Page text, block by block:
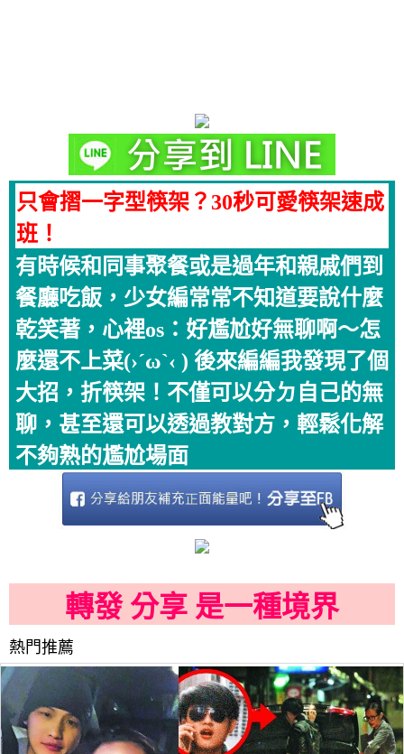
只會摺一字型筷架？30秒可愛筷架速成
班！
有時候和同事聚餐或是過年和親戚們到
餐廳吃飯，少女編常常不知道要說什麼
乾笑著，心裡os：好尷尬好無聊啊～怎
麼還不上菜(›´ω`‹ ) 後來編編我發現了個
大招，折筷架！不僅可以分ㄉ自己的無
聊，甚至還可以透過教對方，輕鬆化解
不夠熟的尷尬場面
轉發 分享 是一種境界
熱門推薦